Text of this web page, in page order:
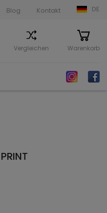
Blog Kontakt DE
Vergleichen Warenkorb